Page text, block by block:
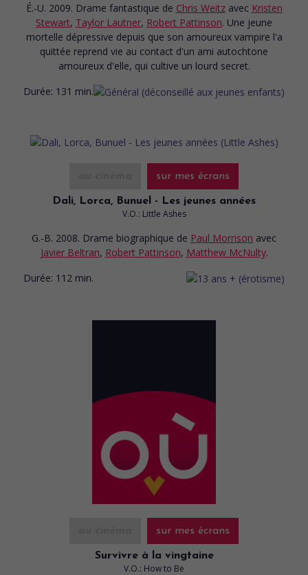
É.-U. 2009. Drame fantastique de Chris Weitz avec Kristen
Stewart, Taylor Lautner, Robert Pattinson. Une jeune
mortelle dépressive depuis que son amoureux vampire l'a
quittée reprend vie au contact d'un ami autochtone
amoureux d'elle, qui cultive un lourd secret.
Durée: 131 min.
sur mes écrans
Dali, Lorca, Bunuel - Les jeunes années
V.O.: Little Ashes
G.-B. 2008. Drame biographique de Paul Morrison avec
Javier Beltran, Robert Pattinson, Matthew McNulty.
Durée: 112 min.
sur mes écrans
Survivre à la vingtaine
V.O.: How to Be